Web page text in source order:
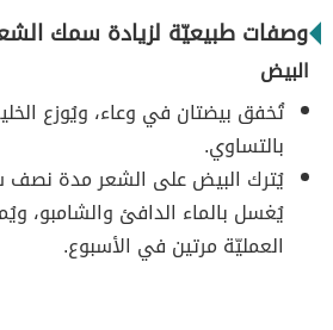
وصفات طبيعيّة لزيادة سمك
البيض
تُخفق بيضتان في وعاء، ويُوزع
بالتساوي.
يُترك البيض على الشعر مدة نصف
يُغسل بالماء الدافئ والشامبو،
العمليّة مرتين في الأسبوع.